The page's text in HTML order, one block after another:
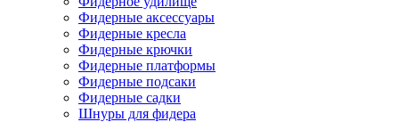
Фидерные аксессуары
Фидерные кресла
Фидерные крючки
Фидерные платформы
Фидерные подсаки
Фидерные садки
Шнуры для фидера